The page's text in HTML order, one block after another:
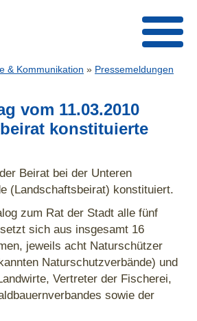
& Kommunikation » Pressemeldungen
vom 11.03.2010
konstituierte
Beirat bei der Unteren
(Landschaftsbeirat) konstituiert.
zum Rat der Stadt alle fünf
sich aus insgesamt 16
jeweils acht Naturschützer
Naturschutzverbände) und
Vertreter der Fischerei,
sowie der